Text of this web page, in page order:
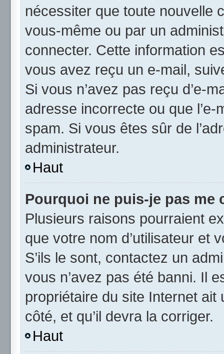
nécessiter que toute nouvelle
vous-même ou par un
connecter. Cette information
vous avez reçu un e-mail,
Si vous n’avez pas reçu d’e-
adresse incorrecte ou que
spam. Si vous êtes sûr de
administrateur.
Haut
Pourquoi ne puis-je pas me
Plusieurs raisons pourraient
que votre nom d’utilisateur et
S’ils le sont, contactez un
vous n’avez pas été banni. Il
propriétaire du site Internet
côté, et qu’il devra la corriger.
Haut